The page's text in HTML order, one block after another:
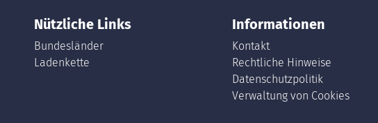
Nützliche Links
Bundesländer
Ladenkette
Informationen
Kontakt
Rechtliche Hinweise
Datenschutzpolitik
Verwaltung von Cookies